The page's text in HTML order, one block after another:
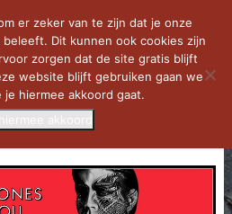
er zeker van te zijn dat je onze
Dit kunnen ook cookies zijn
zorgen dat de site gratis blijft
website blijft gebruiken gaan we
hiermee akkoord gaat.
akkoord